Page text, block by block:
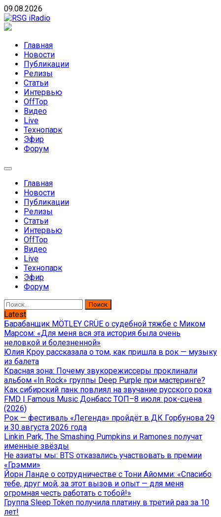
Skip
to
content
09.08.2026
направлений без возрастных ограничений
Главная
Новости
Публикации
Релизы
Статьи
Интервью
OffTop
Видео
Live
Технопарк
Эфир
Форум
Главная
Новости
Публикации
Релизы
Статьи
Интервью
OffTop
Видео
Live
Технопарк
Эфир
Форум
Найти:
Latest
Барабанщик MÖTLEY CRÜE о судебной тяжбе с Миком
Марсом: «Для меня вся эта история была очень
неловкой и болезненной»
Юлия Кроу рассказала о том, как пришла в рок — музыку
из балета
Красная зона: Почему звукорежиссеры проклинали
альбом «In Rock» группы Deep Purple при мастеринге?
Как сибирский панк повлиял на звучание русского рока
FMD | Famous Music Донбасс ТОП–8 июля: рок-сцена
(2026)
Рок — фестиваль «Легенда» пройдёт в ДК Горбунова 29
и 30 августа 2026 года
Linkin Park, The Smashing Pumpkins и Ramones получат
именные звёзды
Не азиаты мы: BTS отказались участвовать в премии
«Грэмми»
Йорн Ланде о сотрудничестве с Тони Айомми: «Спасибо
тебе, друг мой, за этот вызов и опыт — для меня
огромная честь работать с тобой!»
Группа Sleep Token получила платину в третий раз за 10
лет!